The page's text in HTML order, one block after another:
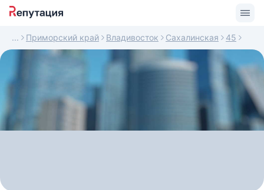
Приморский край Владивосток Сахалинская 45